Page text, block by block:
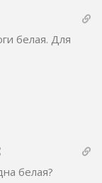
белая. Для
белая?